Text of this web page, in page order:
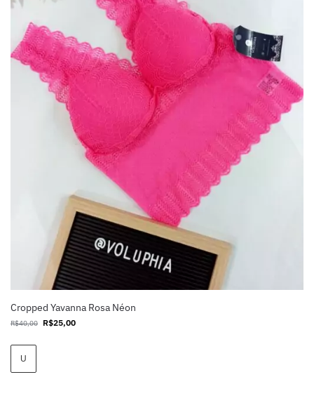
Cropped Yavanna Rosa Néon
R$40,00 R$25,00
U